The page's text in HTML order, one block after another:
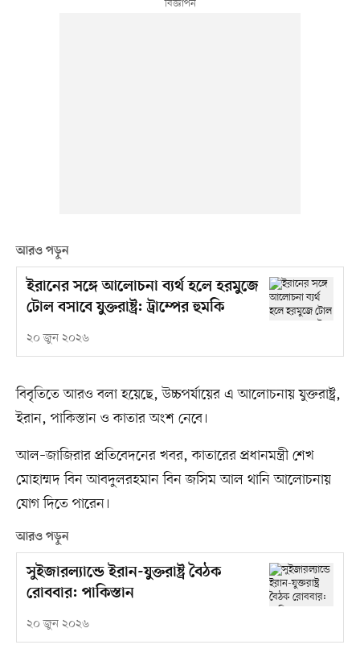
আরও পড়ুন
ইরানের সঙ্গে আলোচনা ব্যর্থ হলে হরমুজে
টোল বসাবে যুক্তরাষ্ট্র: ট্রাম্পের হুমকি
২০ জুন ২০২৬
বিবৃতিতে আরও বলা হয়েছে, উচ্চপর্যায়ের এ আলোচনায় যুক্তরাষ্ট্র,
ইরান, পাকিস্তান ও কাতার অংশ নেবে।
আল–জাজিরার প্রতিবেদনের খবর, কাতারের প্রধানমন্ত্রী শেখ
মোহাম্মদ বিন আবদুলরহমান বিন জসিম আল থানি আলোচনায়
যোগ দিতে পারেন।
আরও পড়ুন
সুইজারল্যান্ডে ইরান-যুক্তরাষ্ট্র বৈঠক
রোববার: পাকিস্তান
২০ জুন ২০২৬